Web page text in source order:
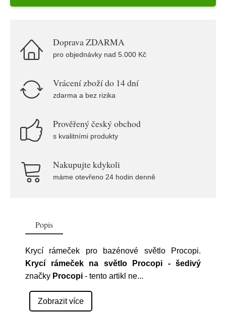
Doprava ZDARMA
pro objednávky nad 5.000 Kč
Vrácení zboží do 14 dní
zdarma a bez rizika
Prověřený český obchod
s kvalitními produkty
Nakupujte kdykoli
máme otevřeno 24 hodin denně
Popis
Krycí rámeček pro bazénové světlo Procopi.
Krycí rámeček na světlo Procopi - šedivý
značky Procopi - tento artikl ne...
Zobrazit více